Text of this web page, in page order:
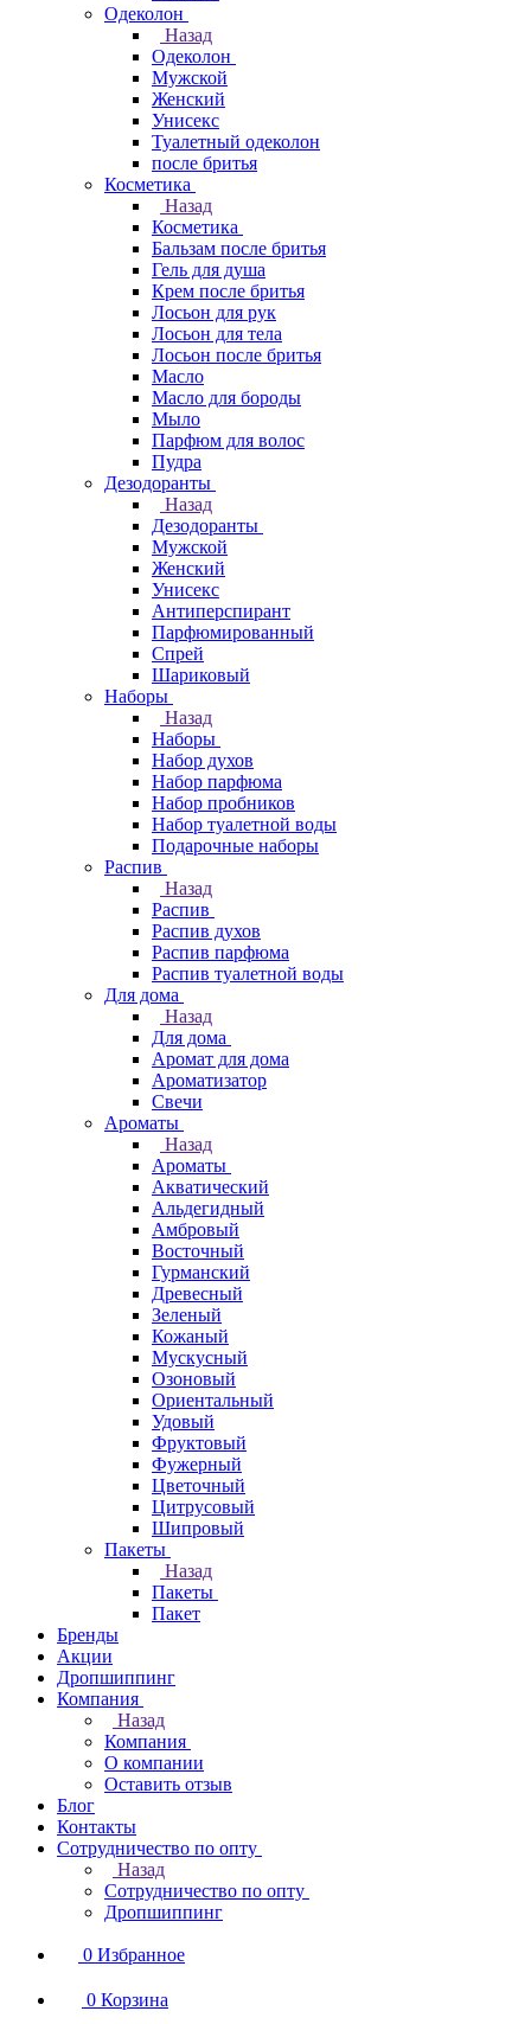
Одеколон
Назад
Одеколон
Мужской
Женский
Унисекс
Туалетный одеколон
после бритья
Косметика
Назад
Косметика
Бальзам после бритья
Гель для душа
Крем после бритья
Лосьон для рук
Лосьон для тела
Лосьон после бритья
Масло
Масло для бороды
Мыло
Парфюм для волос
Пудра
Дезодоранты
Назад
Дезодоранты
Мужской
Женский
Унисекс
Антиперспирант
Парфюмированный
Спрей
Шариковый
Наборы
Назад
Наборы
Набор духов
Набор парфюма
Набор пробников
Набор туалетной воды
Подарочные наборы
Распив
Назад
Распив
Распив духов
Распив парфюма
Распив туалетной воды
Для дома
Назад
Для дома
Аромат для дома
Ароматизатор
Свечи
Ароматы
Назад
Ароматы
Акватический
Альдегидный
Амбровый
Восточный
Гурманский
Древесный
Зеленый
Кожаный
Мускусный
Озоновый
Ориентальный
Удовый
Фруктовый
Фужерный
Цветочный
Цитрусовый
Шипровый
Пакеты
Назад
Пакеты
Пакет
Бренды
Акции
Дропшиппинг
Компания
Назад
Компания
О компании
Оставить отзыв
Блог
Контакты
Сотрудничество по опту
Назад
Сотрудничество по опту
Дропшиппинг
0 Избранное
0 Корзина